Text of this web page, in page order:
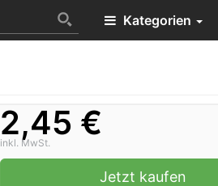
Kategorien
2,45 €
inkl. MwSt.
Jetzt kaufen